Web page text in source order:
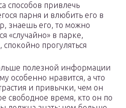
способов привлечь
парня и влюбить его в
знаешь его, то можно
«случайно» в парке,
прогуляться
полезной информации
особенно нравится, а что
и привычки, чем он
свободное время, кто он по